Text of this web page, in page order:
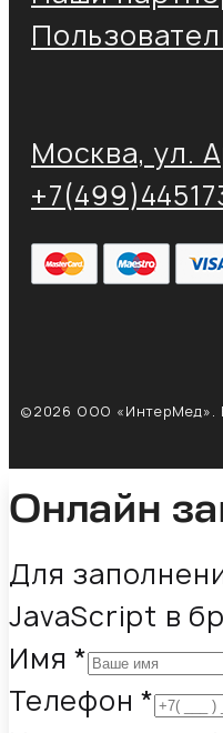
Москва, ул.
©2026 ООО «ИнтерМед».
Онлайн
Для
JavaScript в
Имя*
Телефон*